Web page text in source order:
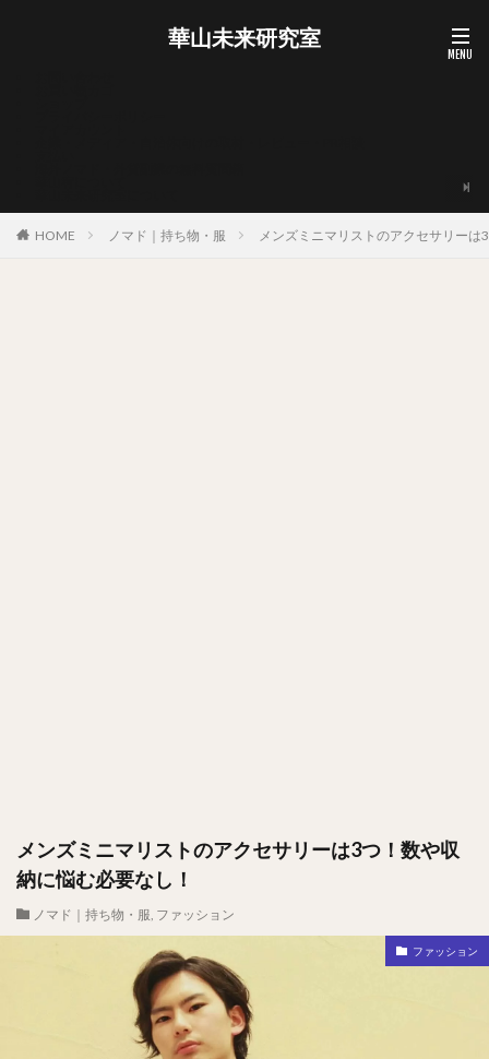
華山未来研究室
HOME ノマド｜持ち物・服 メンズミニマリストのアクセサリー
メンズミニマリストのアクセサリーは3つ！数や収
納に悩む必要なし！
ノマド｜持ち物・服, ファッション
ファッション